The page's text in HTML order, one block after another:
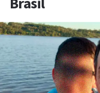
Brasil